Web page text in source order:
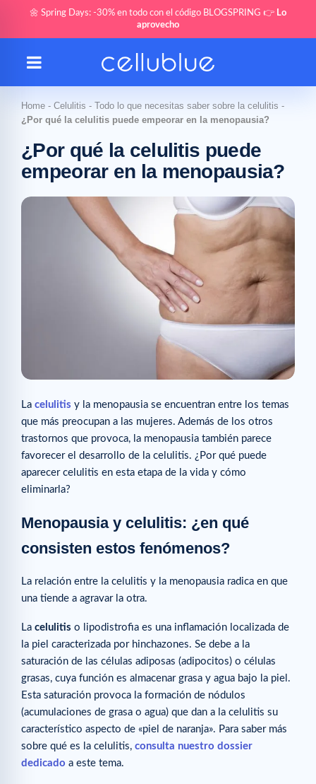
🌼 Spring Days: -30% en todo con el código BLOGSPRING 👉 Lo
aprovecho
Home - Celulitis - Todo lo que necesitas saber sobre la celulitis -
¿Por qué la celulitis puede empeorar en la menopausia?
¿Por qué la celulitis puede
empeorar en la menopausia?
La celulitis y la menopausia se encuentran entre los temas
que más preocupan a las mujeres. Además de los otros
trastornos que provoca, la menopausia también parece
favorecer el desarrollo de la celulitis. ¿Por qué puede
aparecer celulitis en esta etapa de la vida y cómo
eliminarla?
Menopausia y celulitis: ¿en qué
consisten estos fenómenos?
La relación entre la celulitis y la menopausia radica en que
una tiende a agravar la otra.
La celulitis o lipodistrofia es una inflamación localizada de
la piel caracterizada por hinchazones. Se debe a la
saturación de las células adiposas (adipocitos) o células
grasas, cuya función es almacenar grasa y agua bajo la piel.
Esta saturación provoca la formación de nódulos
(acumulaciones de grasa o agua) que dan a la celulitis su
característico aspecto de «piel de naranja». Para saber más
sobre qué es la celulitis, consulta nuestro dossier
dedicado a este tema.